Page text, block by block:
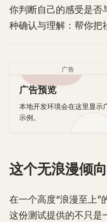
你判断自己的感受是否
种确认与理解：帮你把
广告
广告预览
本地开发环境会在这里显示
示例。
这个无浪漫倾
在一个高度“浪漫至上”
这份测试提供的不只是